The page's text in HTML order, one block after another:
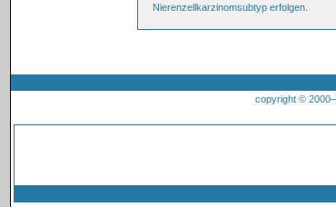
Nierenzellkarzinomsubtyp erfolgen.
copyright ©